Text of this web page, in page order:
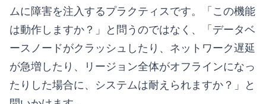
ムに障害を注入するプラクティスです。「この機能
は動作しますか？」と問うのではなく、「データベ
ースノードがクラッシュしたり、ネットワーク遅延
が急増したり、リージョン全体がオフラインになっ
たりした場合に、システムは耐えられますか？」と